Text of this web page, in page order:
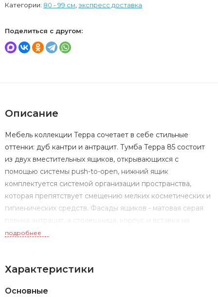
Категории: 80 - 99 см экспресс доставка
Поделиться с другом:
Описание
Мебель коллекции Терра сочетает в себе стильные
оттенки: дуб кантри и антрацит. Тумба Терра 85 состоит
из двух вместительных ящиков, открывающихся с
помощью системы push-to-open, нижний ящик
комплектуется системой организации пространства,
которая препятствует смещению мелких косметических и
гигиенических средств. Фасады ящиков - матовая серая
верхнем ящике - влагостойкое ДСП с текстурой дуб
подробнее
Характеристики
Основные